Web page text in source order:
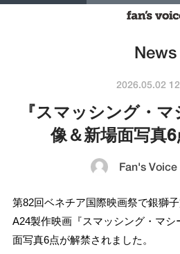
News
2026.05.02
『スマッシング・
像＆新場面写真6
Fan's Voice
第82回ベネチア国際映画祭で銀獅
A24製作映画『スマッシング・マ
面写真6点が解禁されました。